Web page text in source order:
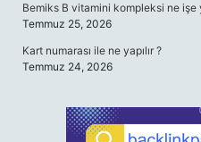
Bemiks B vitamini kompleksi ne işe
Temmuz 25, 2026
Kart numarası ile ne yapılır ?
Temmuz 24, 2026